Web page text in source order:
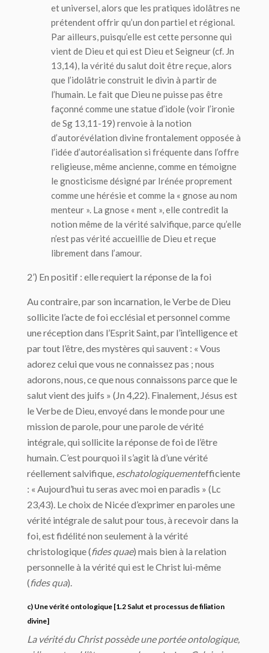
et universel, alors que les pratiques idolâtres ne
prétendent offrir qu’un don partiel et régional.
Par ailleurs, puisqu’elle est cette personne qui
vient de Dieu et qui est Dieu et Seigneur (cf. Jn
13,14), la vérité du salut doit être reçue, alors
que l’idolâtrie construit le divin à partir de
l’humain. Le fait que Dieu ne puisse pas être
façonné comme une statue d’idole (voir l’ironie
de Sg 13,11-19) renvoie à la notion
d’autorévélation divine frontalement opposée à
l’idée d’autoréalisation si fréquente dans l’offre
religieuse, même ancienne, comme en témoigne
le gnosticisme désigné par Irénée proprement
comme une hérésie et comme la « gnose au nom
menteur ». La gnose « ment », elle contredit la
notion même de la vérité salvifique, parce qu’elle
n’est pas vérité accueillie de Dieu et reçue
librement dans l’amour.
2’) En positif : elle requiert la réponse de la foi
Au contraire, par son incarnation, le Verbe de Dieu
sollicite l’acte de foi ecclésial et personnel comme
une réception dans l’Esprit Saint, par l’intelligence et
par tout l’être, des mystères qui sauvent : « Vous
adorez celui que vous ne connaissez pas ; nous
adorons, nous, ce que nous connaissons parce que le
salut vient des juifs » (Jn 4,22). Finalement, Jésus est
le Verbe de Dieu, envoyé dans le monde pour une
mission de parole, pour une parole de vérité
intégrale, qui sollicite la réponse de foi de l’être
humain. C’est pourquoi il s’agit là d’une vérité
réellement salvifique, eschatologiquementefficiente
: « Aujourd’hui tu seras avec moi en paradis » (Lc
23,43). Le choix de Nicée d’exprimer en paroles une
vérité intégrale de salut pour tous, à recevoir dans la
foi, est fidélité non seulement à la vérité
christologique (fides quae) mais bien à la relation
personnelle à la vérité qui est le Christ lui-même
(fides qua).
c) Une vérité ontologique [1.2 Salut et processus de filiation
divine]
La vérité du Christ possède une portée ontologique,